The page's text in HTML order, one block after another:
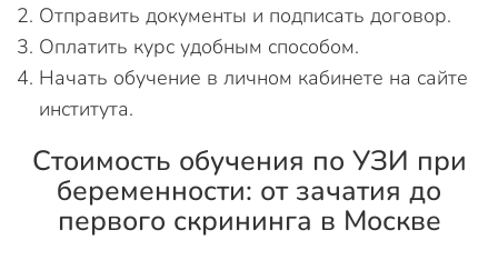
Отправить документы и подписать договор.
Оплатить курс удобным способом.
Начать обучение в личном кабинете на сайте
института.
Стоимость обучения по УЗИ при
беременности: от зачатия до
первого скрининга в Москве